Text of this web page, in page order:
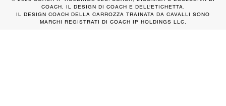
COACH, IL DESIGN DI COACH E DELL’ETICHETTA,
IL DESIGN COACH DELLA CARROZZA TRAINATA DA CAVALLI SONO
MARCHI REGISTRATI DI COACH IP HOLDINGS LLC.